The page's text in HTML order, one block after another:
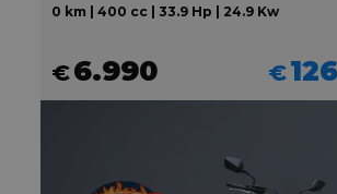
0 km | 400 cc | 33.9 Hp | 24.9 Kw
€6.990 €